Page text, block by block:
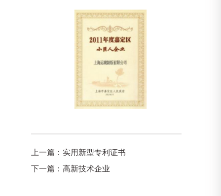
上一篇： 实用新型专利证书
下一篇： 高新技术企业